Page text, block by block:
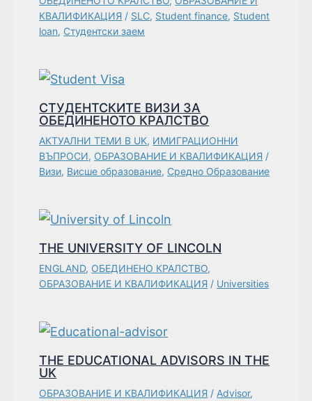
КВАЛИФИКАЦИЯ / SLC, Student finance, Student
loan, Студентски заем
СТУДЕНТСКИТЕ ВИЗИ ЗА
ОБЕДИНЕНОТО КРАЛСТВО
АКТУАЛНИ ТЕМИ В UK, ИМИГРАЦИОННИ
ВЪПРОСИ, ОБРАЗОВАНИЕ И КВАЛИФИКАЦИЯ /
Визи, Висше образование, Средно Образование
THE UNIVERSITY OF LINCOLN
ENGLAND, ОБЕДИНЕНО КРАЛСТВО,
ОБРАЗОВАНИЕ И КВАЛИФИКАЦИЯ / Universities
THE EDUCATIONAL ADVISORS IN THE
UK
ОБРАЗОВАНИЕ И КВАЛИФИКАЦИЯ / Advisor,